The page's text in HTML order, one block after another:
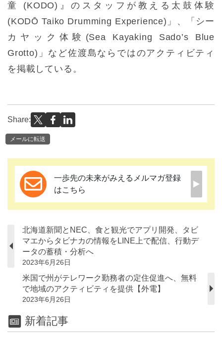
童 (KODO)』のスタッフが教える太鼓体験
(KODŌ Taiko Drumming Experience)」、「シー
カヤック体験(Sea Kayaking Sado’s Blue
Grotto)」など佐渡島ならではのアクティビティ
を掲載している。
Share:
メールに転送
一歩先の未来がみえるメルマガ登録
はこちら
北海道新聞とNEC、食と観光でアプリ開発、タビ
マエからタビナカの情報をLINE上で配信、行動デ
ータの蓄積・分析へ
2023年6月26日
米国で州がテレワーク勤務者の定住促進へ、無料
で地域のアクティビティを提供【外電】
2023年6月26日
新着記事